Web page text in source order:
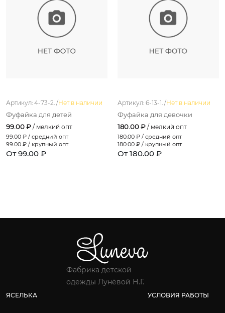
Артикул: 4-73-2. /Нет в наличии
Фуфайка для детей
99.00 ₽ / мелкий опт
99.00 ₽ / средний опт
99.00 ₽ / крупный опт
От 99.00 ₽
Артикул: 6-13-1. /Нет в наличии
Фуфайка для девочки
180.00 ₽ / мелкий опт
180.00 ₽ / средний опт
180.00 ₽ / крупный опт
От 180.00 ₽
Фабрика детской
одежды Лунёвой Н.Г.
ЯСЕЛЬКА УСЛОВИЯ РАБОТЫ